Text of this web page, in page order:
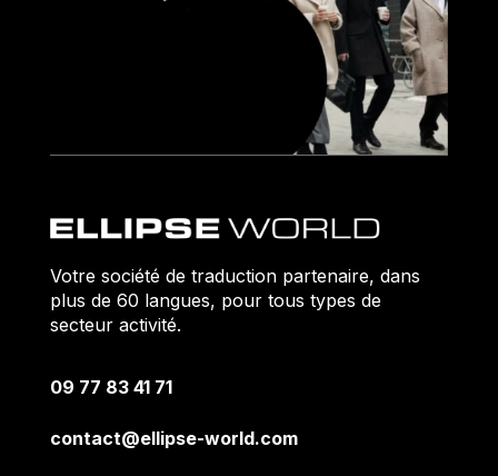
Votre société de traduction partenaire, dans
plus de 60 langues, pour tous types de
secteur activité.
09 77 83 41 71
contact@ellipse-world.com